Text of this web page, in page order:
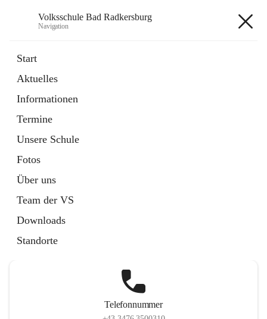
Volksschule Bad Radkersburg
Navigation
Start
Aktuelles
Informationen
Termine
Unsere Schule
Fotos
Über uns
Team der VS
Downloads
Standorte
Externe Webseite
in
Tab
Telefonnummer